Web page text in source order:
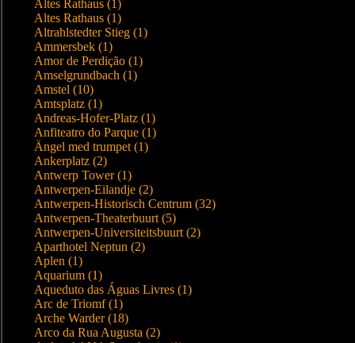
Altes Rathaus (1)
Altes Rathaus (1)
Altrahlstedter Stieg (1)
Ammersbek (1)
Amor de Perdição (1)
Amselgrundbach (1)
Amstel (10)
Amtsplatz (1)
Andreas-Hofer-Platz (1)
Anfiteatro do Parque (1)
Ängel med trumpet (1)
Ankerplatz (2)
Antwerp Tower (1)
Antwerpen-Eilandje (2)
Antwerpen-Historisch Centrum (32)
Antwerpen-Theaterbuurt (5)
Antwerpen-Universiteitsbuurt (2)
Aparthotel Neptun (2)
Aplen (1)
Aquarium (1)
Aqueduto das Águas Livres (1)
Arc de Triomf (1)
Arche Warder (18)
Arco da Rua Augusta (2)